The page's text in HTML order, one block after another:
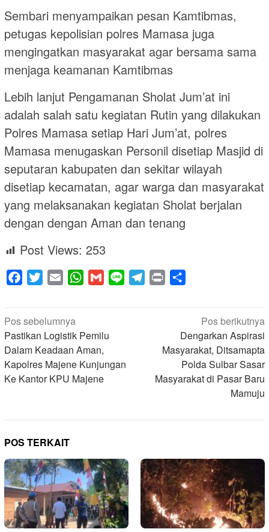
Sembari menyampaikan pesan Kamtibmas,
petugas kepolisian polres Mamasa juga
mengingatkan masyarakat agar bersama sama
menjaga keamanan Kamtibmas
Lebih lanjut Pengamanan Sholat Jum’at ini
adalah salah satu kegiatan Rutin yang dilakukan
Polres Mamasa setiap Hari Jum’at, polres
Mamasa menugaskan Personil disetiap Masjid di
seputaran kabupaten dan sekitar wilayah
disetiap kecamatan, agar warga dan masyarakat
yang melaksanakan kegiatan Sholat berjalan
dengan dengan Aman dan tenang
Post Views: 253
Facebook
Twitter Email WhatsApp
Gmail Line Telegram
Print
Navigasi
pos
Pos sebelumnya
Pastikan Logistik Pemilu
Dalam Keadaan Aman,
Kapolres Majene Kunjungan
Ke Kantor KPU Majene
Pos berikutnya
Dengarkan Aspirasi
Masyarakat, Ditsamapta
Polda Sulbar Sasar
Masyarakat di Pasar Baru
Mamuju
POS TERKAIT